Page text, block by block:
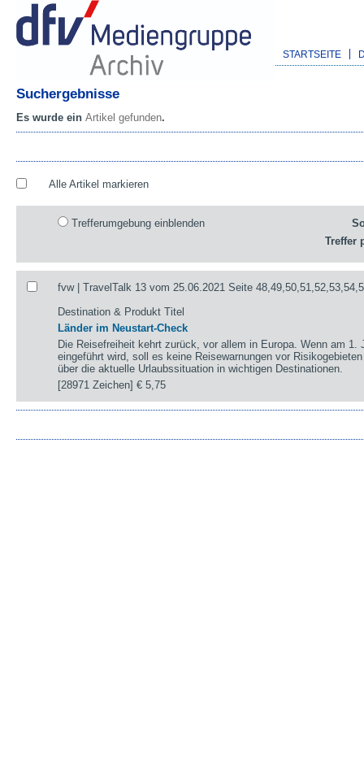
STARTSEITE
Suchergebnisse
Es wurde ein Artikel gefunden.
Alle Artikel markieren
Trefferumgebung einblenden
Treffer
fvw | TravelTalk 13 vom 25.06.2021 Seite
Destination & Produkt Titel
Länder im Neustart-Check
Die Reisefreiheit kehrt zurück, vor allem in Europa. Wenn am 1.
eingeführt wird, soll es keine Reisewarnungen vor
über die aktuelle Urlaubssituation in wichtigen Destinationen.
[28971 Zeichen]€ 5,75